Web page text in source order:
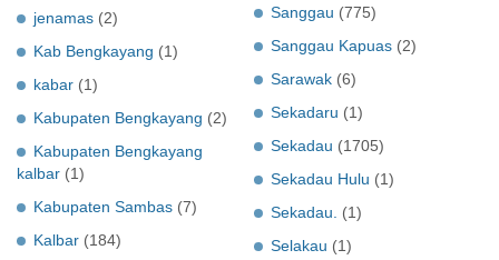
jenamas (2)
Kab Bengkayang (1)
kabar (1)
Kabupaten Bengkayang (2)
Kabupaten Bengkayang
kalbar (1)
Kabupaten Sambas (7)
Kalbar (184)
Sanggau (775)
Sanggau Kapuas (2)
Sarawak (6)
Sekadaru (1)
Sekadau (1705)
Sekadau Hulu (1)
Sekadau.
(1)
Selakau (1)